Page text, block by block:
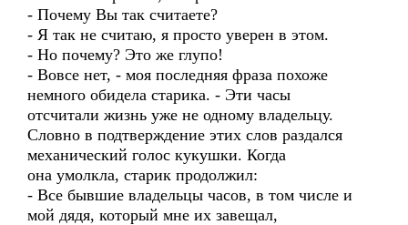
- Почему Вы так считаете?
- Я так не считаю, я просто уверен в этом.
- Но почему? Это же глупо!
- Вовсе нет, - моя последняя фраза похоже
немного обидела старика. - Эти часы
отсчитали жизнь уже не одному владельцу.
Словно в подтверждение этих слов раздался
механический голос кукушки. Когда
она умолкла, старик продолжил:
- Все бывшие владельцы часов, в том числе и
мой дядя, который мне их завещал,